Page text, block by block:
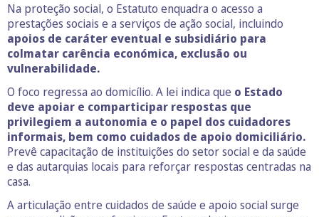
Na proteção social, o Estatuto enquadra o acesso a
prestações sociais e a serviços de ação social, incluindo
apoios de caráter eventual e subsidiário para
colmatar carência económica, exclusão ou
vulnerabilidade.
O foco regressa ao domicílio. A lei indica que o Estado
deve apoiar e comparticipar respostas que
privilegiem a autonomia e o papel dos cuidadores
informais, bem como cuidados de apoio domiciliário.
Prevê capacitação de instituições do setor social e da saúde
e das autarquias locais para reforçar respostas centradas na
casa.
A articulação entre cuidados de saúde e apoio social surge